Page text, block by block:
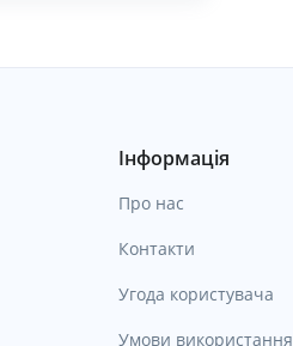
Інформація
Про нас
Контакти
Угода користувача
Умови використання